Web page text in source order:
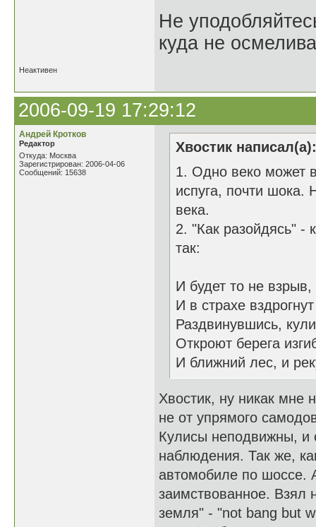
Не
куда не
Неактивен
2006-09-19 17:29:12
Андрей Кротков
Редактор
Откуда: Москва
Зарегистрирован: 2006-04-06
Сообщений: 15638
Хвостик написал(а):
1. Одно веко может
испуга, почти шока.
века.
2. "Как разойдясь" -
так:
И будет то не
И в страхе
Раздвинувшись,
Откроют берега
И ближний лес, и
Хвостик, ну никак мне
не от упрямого
Кулисы неподвижны, и
наблюдения. Так же,
автомобиле по шоссе.
заимствованное. Взял
земля" - "not bang but